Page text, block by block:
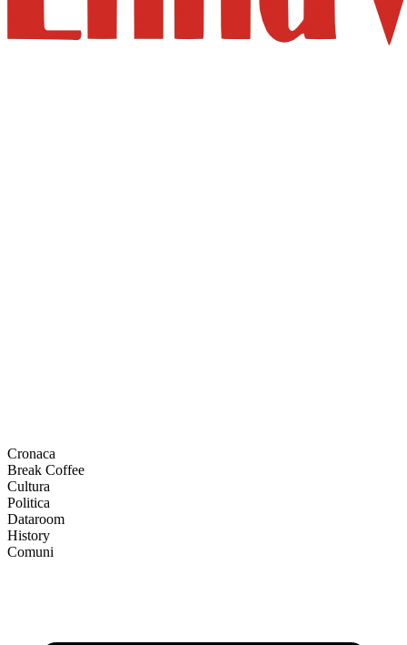
Cronaca
Break Coffee
Cultura
Politica
Dataroom
History
Comuni